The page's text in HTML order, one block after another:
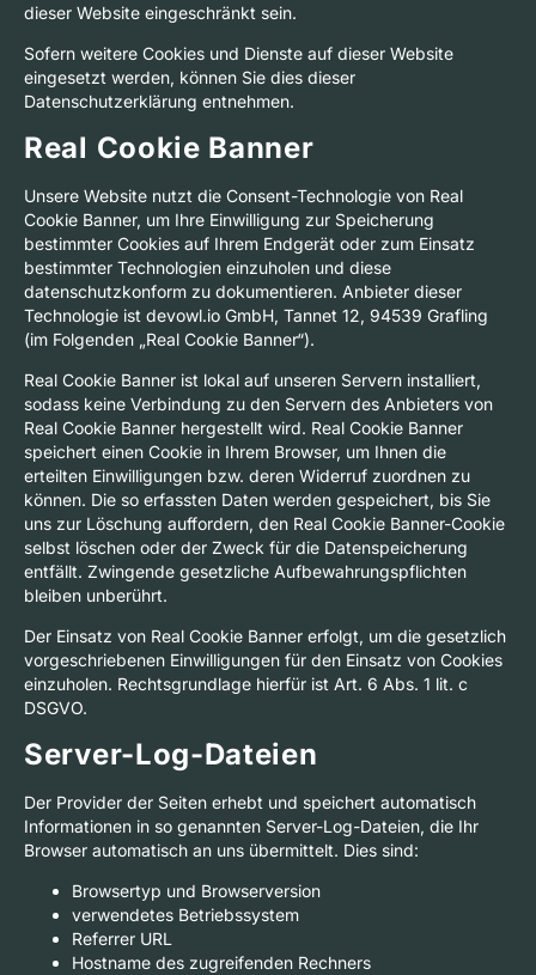
dieser Website eingeschränkt sein.
Sofern weitere Cookies und Dienste auf dieser Website
eingesetzt werden, können Sie dies dieser
Datenschutzerklärung entnehmen.
Real Cookie Banner
Unsere Website nutzt die Consent-Technologie von Real
Cookie Banner, um Ihre Einwilligung zur Speicherung
bestimmter Cookies auf Ihrem Endgerät oder zum Einsatz
bestimmter Technologien einzuholen und diese
datenschutzkonform zu dokumentieren. Anbieter dieser
Technologie ist devowl.io GmbH, Tannet 12, 94539 Grafling
(im Folgenden „Real Cookie Banner“).
Real Cookie Banner ist lokal auf unseren Servern installiert,
sodass keine Verbindung zu den Servern des Anbieters von
Real Cookie Banner hergestellt wird. Real Cookie Banner
speichert einen Cookie in Ihrem Browser, um Ihnen die
erteilten Einwilligungen bzw. deren Widerruf zuordnen zu
können. Die so erfassten Daten werden gespeichert, bis Sie
uns zur Löschung auffordern, den Real Cookie Banner-Cookie
selbst löschen oder der Zweck für die Datenspeicherung
entfällt. Zwingende gesetzliche Aufbewahrungspflichten
bleiben unberührt.
Der Einsatz von Real Cookie Banner erfolgt, um die gesetzlich
vorgeschriebenen Einwilligungen für den Einsatz von Cookies
einzuholen. Rechtsgrundlage hierfür ist Art. 6 Abs. 1 lit. c
DSGVO.
Server-Log-Dateien
Der Provider der Seiten erhebt und speichert automatisch
Informationen in so genannten Server-Log-Dateien, die Ihr
Browser automatisch an uns übermittelt. Dies sind:
Browsertyp und Browserversion
verwendetes Betriebssystem
Referrer URL
Hostname des zugreifenden Rechners